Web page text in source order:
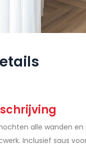
alle wanden
Inclusief saus